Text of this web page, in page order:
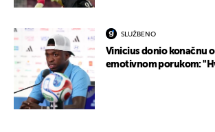
SLUŽBENO
Vinicius donio konačnu
emotivnom porukom: